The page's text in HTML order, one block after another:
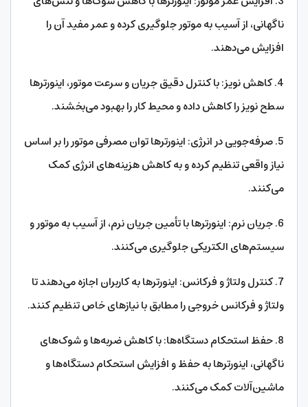
ناگهانی، از آسیب به موتور جلوگیری کرده و عمر مفید آن را
افزایش می‌دهند.
4. کاهش نویز: با کنترل دقیق جریان و سرعت موتور، اینورترها
سطح نویز را کاهش داده و محیط کار را بهبود می‌بخشند.
5. صرفه‌جویی در انرژی: اینورترها توان مصرفی موتور را بر اساس
نیاز واقعی تنظیم کرده و به کاهش هزینه‌های انرژی کمک
می‌کنند.
6. جریان نرم: اینورترها با تأمین جریان نرم، از آسیب به موتور و
سیستم‌های الکتریکی جلوگیری می‌کنند.
7. کنترل ولتاژ و فرکانس: اینورترها به کاربران اجازه می‌دهند تا
ولتاژ و فرکانس خروجی را مطابق با نیازهای خاص تنظیم کنند.
8. حفظ استحکام دستگاه‌ها: با کاهش ضربه‌ها و شوک‌های
ناگهانی، اینورترها به حفظ و افزایش استحکام دستگاه‌ها و
ماشین‌آلات کمک می‌کنند.